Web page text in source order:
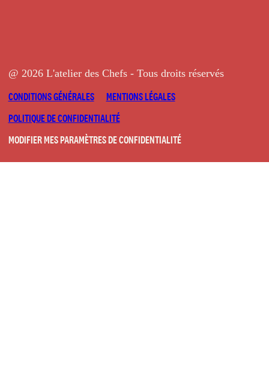
@ 2026 L'atelier des Chefs - Tous droits réservés
CONDITIONS GÉNÉRALES
MENTIONS LÉGALES
POLITIQUE DE CONFIDENTIALITÉ
MODIFIER MES PARAMÈTRES DE CONFIDENTIALITÉ